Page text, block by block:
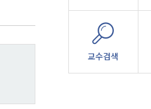
교수검색